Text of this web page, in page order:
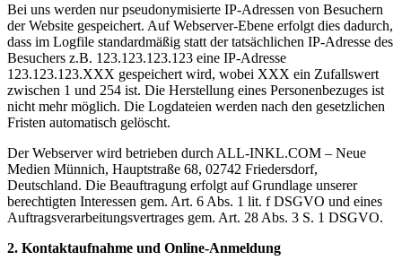
Bei uns werden nur pseudonymisierte IP-Adressen von Besuchern
der Website gespeichert. Auf Webserver-Ebene erfolgt dies dadurch,
dass im Logfile standardmäßig statt der tatsächlichen IP-Adresse des
Besuchers z.B. 123.123.123.123 eine IP-Adresse
123.123.123.XXX gespeichert wird, wobei XXX ein Zufallswert
zwischen 1 und 254 ist. Die Herstellung eines Personenbezuges ist
nicht mehr möglich. Die Logdateien werden nach den gesetzlichen
Fristen automatisch gelöscht.
Der Webserver wird betrieben durch ALL-INKL.COM – Neue
Medien Münnich, Hauptstraße 68, 02742 Friedersdorf,
Deutschland. Die Beauftragung erfolgt auf Grundlage unserer
berechtigten Interessen gem. Art. 6 Abs. 1 lit. f DSGVO und eines
Auftragsverarbeitungsvertrages gem. Art. 28 Abs. 3 S. 1 DSGVO.
2. Kontaktaufnahme und Online-Anmeldung